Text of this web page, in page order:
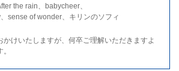
the rain、babycheer、
sense of wonder、キリンのソフィ
かけいたしますが、何卒ご理解いただきますよ